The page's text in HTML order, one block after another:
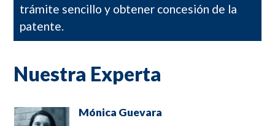
trámite sencillo y obtener concesión de la
patente.
Nuestra Experta
Mónica Guevara